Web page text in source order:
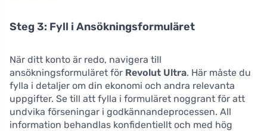
Steg 3: Fyll i Ansökningsformuläret
När ditt konto är redo, navigera till
ansökningsformuläret för Revolut Ultra. Här måste du
fylla i detaljer om din ekonomi och andra relevanta
uppgifter. Se till att fylla i formuläret noggrant för att
undvika förseningar i godkännandeprocessen. All
information behandlas konfidentiellt och med hög